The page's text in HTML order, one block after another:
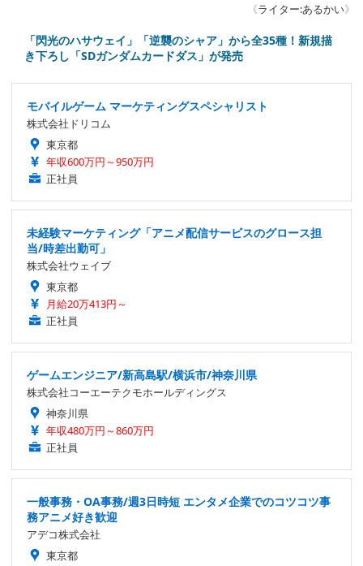
《ライター:あるかい》
「閃光のハサウェイ」「逆襲のシャア」から全35種！新規描
き下ろし「SDガンダムカードダス」が発売
モバイルゲーム マーケティングスペシャリスト
株式会社ドリコム
東京都
年収600万円～950万円
正社員
未経験マーケティング「アニメ配信サービスのグロース担
当/時差出勤可」
株式会社ウェイブ
東京都
月給20万413円～
正社員
ゲームエンジニア/新高島駅/横浜市/神奈川県
株式会社コーエーテクモホールディングス
神奈川県
年収480万円～860万円
正社員
一般事務・OA事務/週3日時短 エンタメ企業でのコツコツ事
務アニメ好き歓迎
アデコ株式会社
東京都